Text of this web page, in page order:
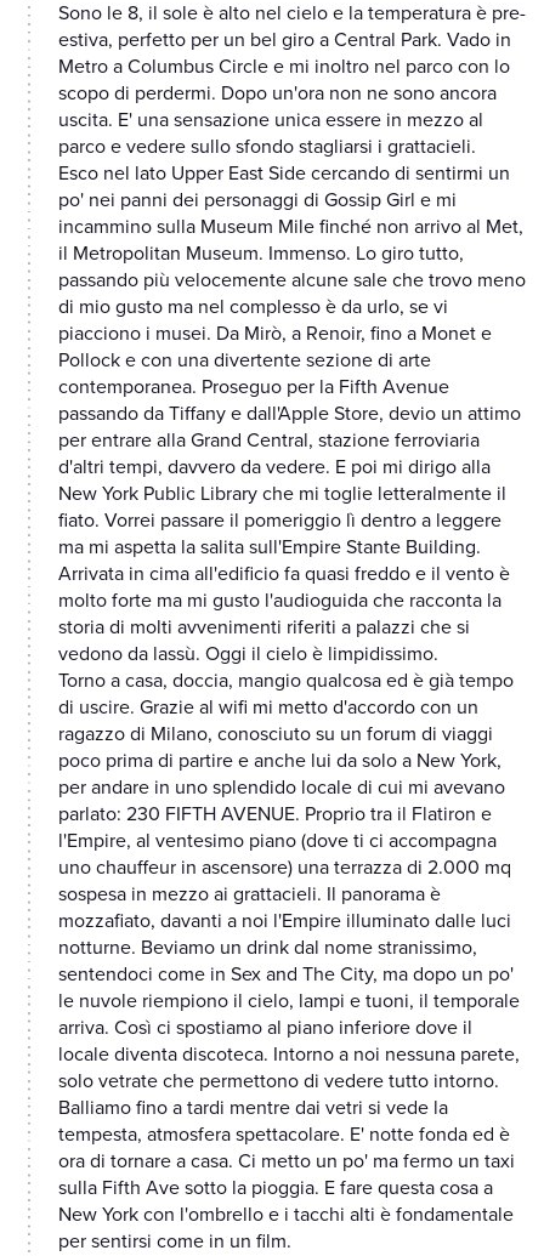
Sono le 8, il sole è alto nel cielo e la temperatura è pre-
estiva, perfetto per un bel giro a Central Park. Vado in
Metro a Columbus Circle e mi inoltro nel parco con lo
scopo di perdermi. Dopo un'ora non ne sono ancora
uscita. E' una sensazione unica essere in mezzo al
parco e vedere sullo sfondo stagliarsi i grattacieli.
Esco nel lato Upper East Side cercando di sentirmi un
po' nei panni dei personaggi di Gossip Girl e mi
incammino sulla Museum Mile finché non arrivo al Met,
il Metropolitan Museum. Immenso. Lo giro tutto,
passando più velocemente alcune sale che trovo meno
di mio gusto ma nel complesso è da urlo, se vi
piacciono i musei. Da Mirò, a Renoir, fino a Monet e
Pollock e con una divertente sezione di arte
contemporanea. Proseguo per la Fifth Avenue
passando da Tiffany e dall'Apple Store, devio un attimo
per entrare alla Grand Central, stazione ferroviaria
d'altri tempi, davvero da vedere. E poi mi dirigo alla
New York Public Library che mi toglie letteralmente il
fiato. Vorrei passare il pomeriggio lì dentro a leggere
ma mi aspetta la salita sull'Empire Stante Building.
Arrivata in cima all'edificio fa quasi freddo e il vento è
molto forte ma mi gusto l'audioguida che racconta la
storia di molti avvenimenti riferiti a palazzi che si
vedono da lassù. Oggi il cielo è limpidissimo.
Torno a casa, doccia, mangio qualcosa ed è già tempo
di uscire. Grazie al wifi mi metto d'accordo con un
ragazzo di Milano, conosciuto su un forum di viaggi
poco prima di partire e anche lui da solo a New York,
per andare in uno splendido locale di cui mi avevano
parlato: 230 FIFTH AVENUE. Proprio tra il Flatiron e
l'Empire, al ventesimo piano (dove ti ci accompagna
uno chauffeur in ascensore) una terrazza di 2.000 mq
sospesa in mezzo ai grattacieli. Il panorama è
mozzafiato, davanti a noi l'Empire illuminato dalle luci
notturne. Beviamo un drink dal nome stranissimo,
sentendoci come in Sex and The City, ma dopo un po'
le nuvole riempiono il cielo, lampi e tuoni, il temporale
arriva. Così ci spostiamo al piano inferiore dove il
locale diventa discoteca. Intorno a noi nessuna parete,
solo vetrate che permettono di vedere tutto intorno.
Balliamo fino a tardi mentre dai vetri si vede la
tempesta, atmosfera spettacolare. E' notte fonda ed è
ora di tornare a casa. Ci metto un po' ma fermo un taxi
sulla Fifth Ave sotto la pioggia. E fare questa cosa a
New York con l'ombrello e i tacchi alti è fondamentale
per sentirsi come in un film.